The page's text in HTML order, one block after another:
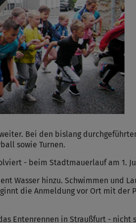
Bei den bislang
sowie Turnen.
- beim Stadtmauerlauf am 1.
Wasser hinzu. Schwimmen und
die Anmeldung vor Ort mit
Entenrennen in Straußfurt -